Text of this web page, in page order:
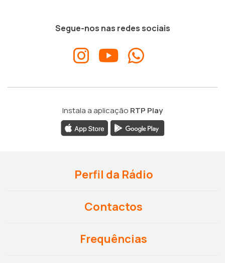
Segue-nos nas redes sociais
Instala a aplicação RTP Play
Perfil da Rádio
Contactos
Frequências